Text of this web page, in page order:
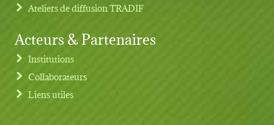
Ateliers de diffusion TRADIF
Acteurs & Partenaires
Institutions
Collaborateurs
Liens utiles